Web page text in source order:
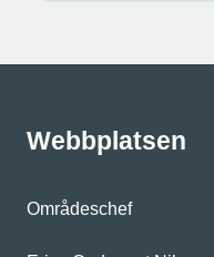
Webbplatsen
Områdeschef